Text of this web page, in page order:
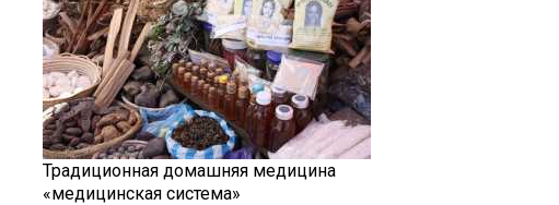
Традиционная домашняя медицина
«медицинская система»